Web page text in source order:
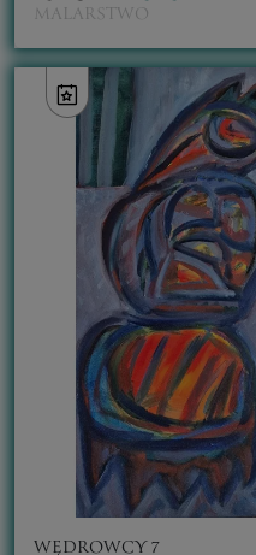
MALARSTWO
WĘDROWCY 7